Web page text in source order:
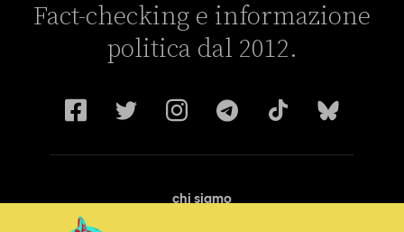
Fact-checking e informazione
politica dal 2012.
chi siamo